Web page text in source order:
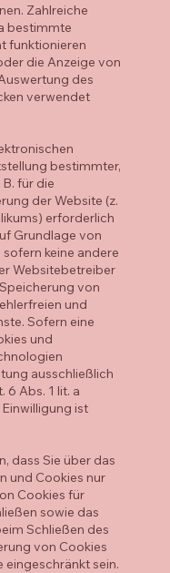
Zahlreiche
bestimmte
funktionieren
die Anzeige von
des
verwendet
bestimmter,
für die
der Website (z.
erforderlich
Grundlage von
keine andere
Websitebetreiber
von
und
Sofern eine
und
ausschließlich
6 Abs. 1 lit. a
ist
dass Sie über das
und Cookies nur
Cookies für
sowie das
Schließen des
von Cookies
eingeschränkt sein.